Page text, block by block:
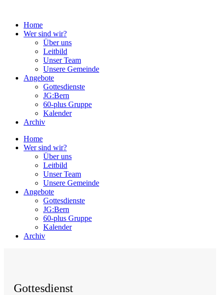
springenHome
Wer sind wir?
Über uns
Leitbild
Unser Team
Unsere Gemeinde
Angebote
Gottesdienste
JG:Bern
60-plus Gruppe
Kalender
Archiv
Home
Wer sind wir?
Über uns
Leitbild
Unser Team
Unsere Gemeinde
Angebote
Gottesdienste
JG:Bern
60-plus Gruppe
Kalender
Archiv
Gottesdienst